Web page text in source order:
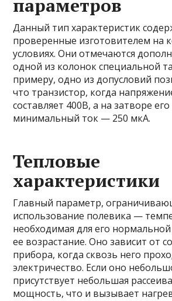
параметров
Данный тип характеристик
проверенные изготовителем на
условиях. Они отмечаются
одной из колонок специальной
примеру, одно из допусловий
что транзистор, когда
составляет 400В, а на затворе
минимальный ток — 250 мкА.
Тепловые
характеристики
Главный параметр,
использование полевика —
необходимая для его
ее возрастание. Оно зависит от
прибора, когда сквозь него
электричество. Если оно
присутствует небольшая
мощность, что и вызывает